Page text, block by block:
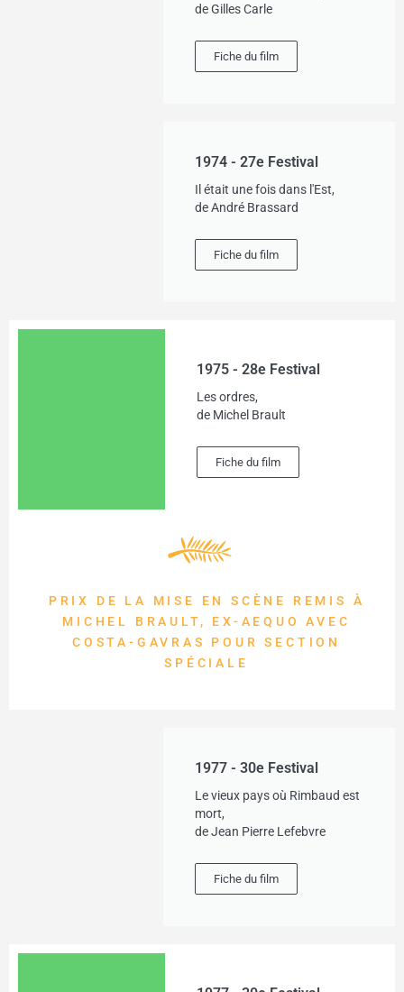
de Gilles Carle
Fiche du film
1974 - 27e Festival
Il était une fois dans l'Est,
de André Brassard
Fiche du film
1975 - 28e Festival
Les ordres,
de Michel Brault
Fiche du film
PRIX DE LA MISE EN SCÈNE REMIS À
MICHEL BRAULT, EX-AEQUO AVEC
COSTA-GAVRAS POUR SECTION
SPÉCIALE
1977 - 30e Festival
Le vieux pays où Rimbaud est
mort,
de Jean Pierre Lefebvre
Fiche du film